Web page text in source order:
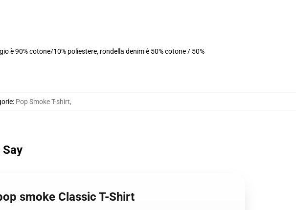
è 90% cotone/10% poliestere, rondella denim è 50% cotone / 50%
: Pop Smoke T-shirt,
smoke Classic T-Shirt